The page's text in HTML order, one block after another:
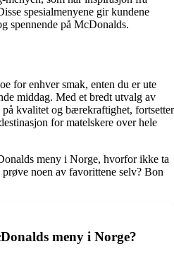
spesialmenyene gir kundene
spennende på McDonalds.
for enhver smak, enten du er ute
middag. Med et bredt utvalg av
kvalitet og bærekraftighet, fortsetter
for matelskere over hele
meny i Norge, hvorfor ikke ta
noen av favorittene selv? Bon
meny i Norge?